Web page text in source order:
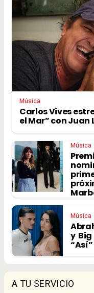
Música
Carlos Vives
el Mar” con Juan
Música
Música
y Big
“Así”
A TU SERVICIO